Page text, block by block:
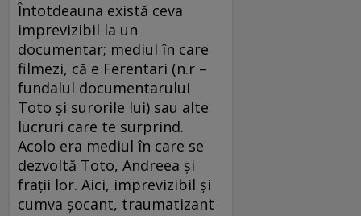
Întotdeauna există ceva
imprevizibil la un
documentar; mediul în care
filmezi, că e Ferentari (n.r –
fundalul documentarului
Toto și surorile lui) sau alte
lucruri care te surprind.
Acolo era mediul în care se
dezvoltă Toto, Andreea și
frații lor. Aici, imprevizibil și
cumva șocant, traumatizant